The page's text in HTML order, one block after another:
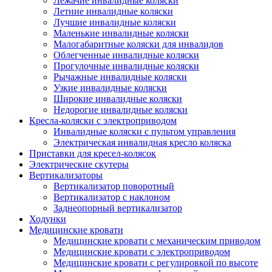
Летние инвалидные коляски
Лучшие инвалидные коляски
Маленькие инвалидные коляски
Малогабаритные коляски для инвалидов
Облегченные инвалидные коляски
Прогулочные инвалидные коляски
Рычажные инвалидные коляски
Узкие инвалидные коляски
Широкие инвалидные коляски
Недорогие инвалидные коляски
Кресла-коляски с электроприводом
Инвалидные коляски с пультом управления
Электрическая инвалидная кресло коляска
Приставки для кресел-колясок
Электрические скутеры
Вертикализаторы
Вертикализатор поворотный
Вертикализатор с наклоном
Заднеопорный вертикализатор
Ходунки
Медицинские кровати
Медицинские кровати с механическим приводом
Медицинские кровати с электроприводом
Медицинские кровати с регулировкой по высоте